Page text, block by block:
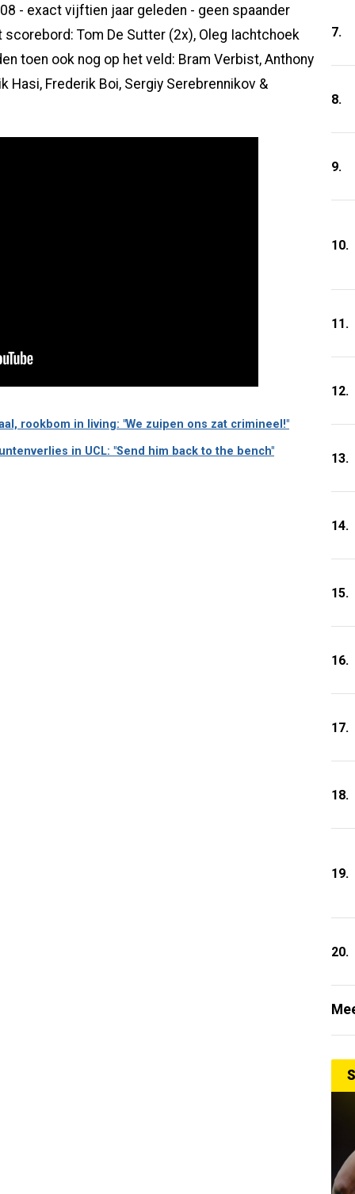
- exact vijftien jaar geleden - geen spaander
scorebord: Tom De Sutter (2x), Oleg Iachtchoek
toen ook nog op het veld: Bram Verbist, Anthony
Hasi, Frederik Boi, Sergiy Serebrennikov &
rookbom in living: "We zuipen ons zat crimineel!"
in UCL: "Send him back to the bench"
7.
8.
9.
10.
11.
12.
13.
14.
15.
16.
17.
18.
19.
20.